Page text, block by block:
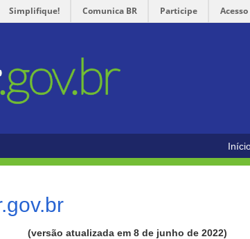
Simplifique! Comunica BR Participe
(versão atualizada em 8 de junho de 2022)